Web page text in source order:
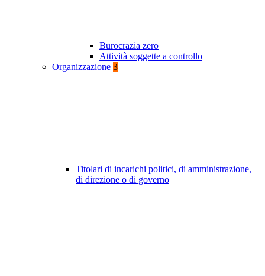
Burocrazia zero
Attività soggette a controllo
Organizzazione 3
Titolari di incarichi politici, di amministrazione,
di direzione o di governo